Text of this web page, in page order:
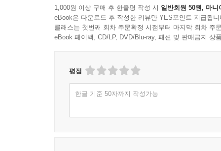
chapter 5 Digital Evidence
1. 디지털 데이터의 특성 125
4. 디지털 증거의 증거능력 135
5. 디지털 증거 관련 쟁점 149
1,000원 이상 구매 후 한줄평 작성 시 일반회원 50원, 마니
eBook은 다운로드 후 작성한 리뷰만 YES포인트 지급됩니
클래스는 첫번째 회차 주문확정 시점부터 마지막 회차 주
eBook 페이백, CD/LP, DVD/Blu-ray, 패션 및 판매금지 상
평점
한글 기준 50자까지 작성가능